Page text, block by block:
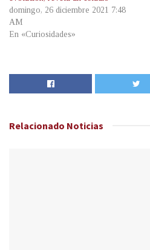
domingo, 26 diciembre 2021 7:48
AM
En «Curiosidades»
Relacionado Noticias